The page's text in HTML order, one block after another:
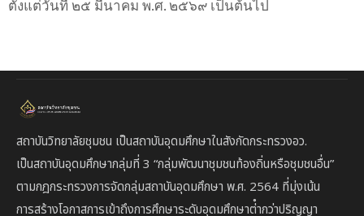
ตั้งแต่วันที่ ๒๕ มีนาคม พ.ศ. ๒๕๖๙ เป็นต้นไป
สถาบันวิทยาลัยชุมชน เป็นสถาบันอุดมศึกษาในสังกัดกระทรวงอว.
เป็นสถาบันอุดมศึกษากลุ่มที่ 3 “กลุ่มพัฒนาชุมชนท้องถิ่นหรือชุมชนอื่น”
ตามกฎกระทรวงการจัดกลุ่มสถาบันอุดมศึกษา พ.ศ. 2564 ที่มุ่งเน้น
การสร้างโอกาสการเข้าถึงการศึกษาระดับอุดมศึกษาต่ํากว่าปริญญา